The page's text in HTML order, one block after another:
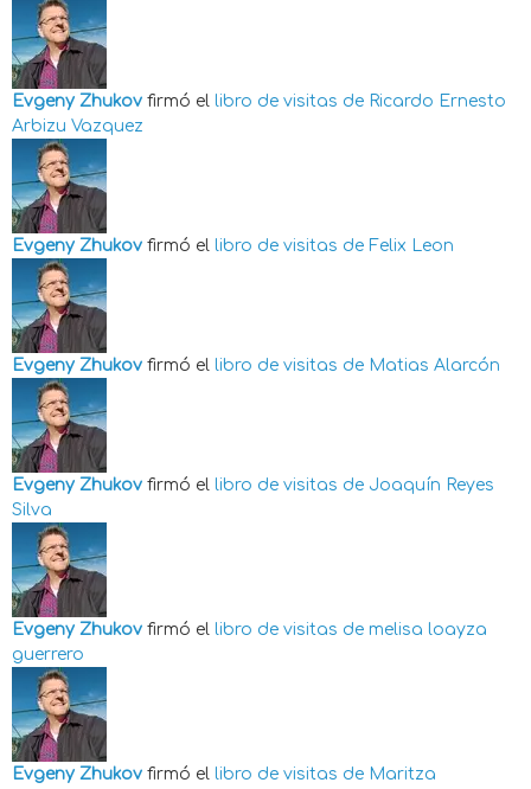
Evgeny Zhukov firmó el libro de visitas de Ricardo Ernesto
Arbizu Vazquez
Evgeny Zhukov firmó el libro de visitas de Felix Leon
Evgeny Zhukov firmó el libro de visitas de Matias Alarcón
Evgeny Zhukov firmó el libro de visitas de Joaquín Reyes
Silva
Evgeny Zhukov firmó el libro de visitas de melisa loayza
guerrero
Evgeny Zhukov firmó el libro de visitas de Maritza